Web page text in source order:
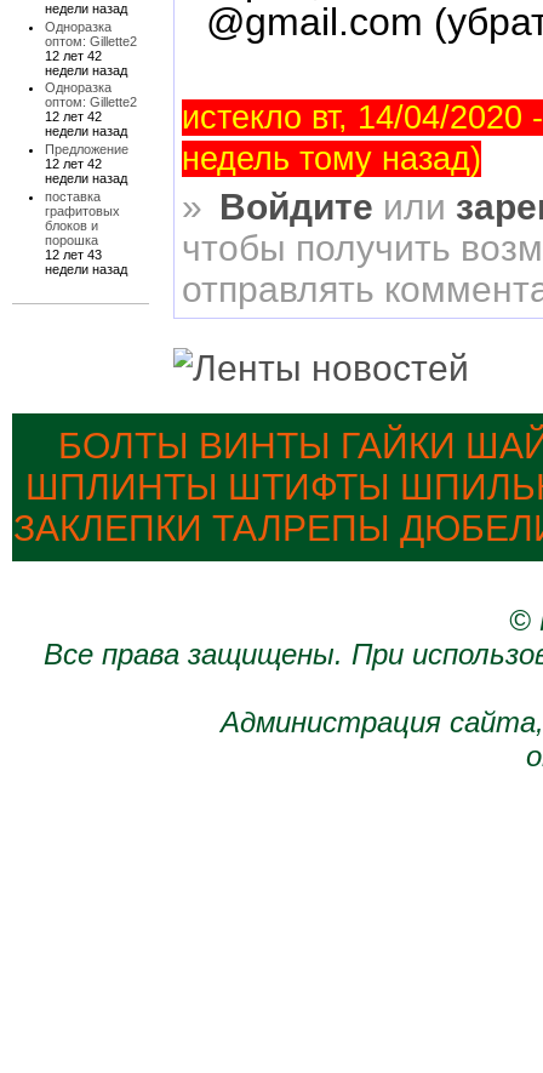
недели назад
Одноразка
оптом: Gillette2
12 лет 42
недели назад
Одноразка
оптом: Gillette2
12 лет 42
недели назад
Предложение
12 лет 42
недели назад
поставка
графитовых
блоков и
порошка
12 лет 43
недели назад
@gmail.com
истекло вт, 14/04/2020
недель тому назад)
» Войдите или
чтобы получить
отправлять
БОЛТЫ ВИНТЫ ГАЙКИ
ШПЛИНТЫ ШТИФТЫ
ЗАКЛЕПКИ ТАЛРЕПЫ
©
Все права защищены. При
Администрация